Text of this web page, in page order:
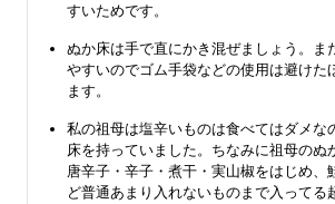
すいためです。
ぬか床は手で直にかき混ぜましょう。ま
やすいのでゴム手袋などの使用は避けた
ます。
私の祖母は塩辛いものは食べてはダメな
床を持っていました。ちなみに祖母のぬ
唐辛子・辛子・煮干・実山椒をはじめ、
ど普通あまり入れないものまで入ってる